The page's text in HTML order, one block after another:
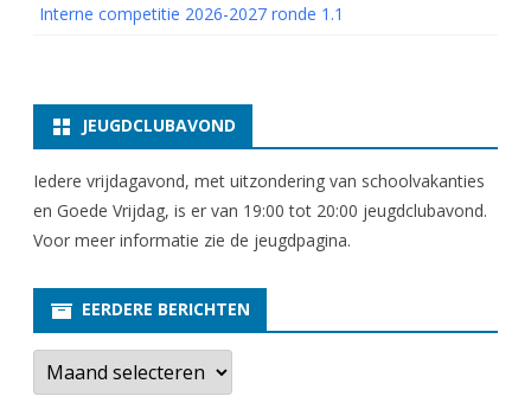
Interne competitie 2026-2027 ronde 1.1
JEUGDCLUBAVOND
Iedere vrijdagavond, met uitzondering van schoolvakanties
en Goede Vrijdag, is er van 19:00 tot 20:00 jeugdclubavond.
Voor meer informatie zie de jeugdpagina.
EERDERE BERICHTEN
E
r